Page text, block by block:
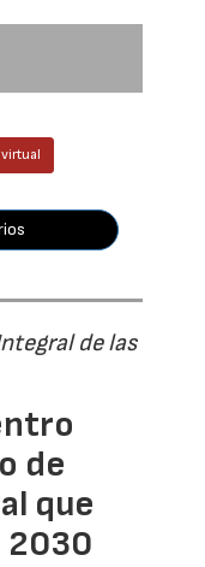
de las
de
que
2030